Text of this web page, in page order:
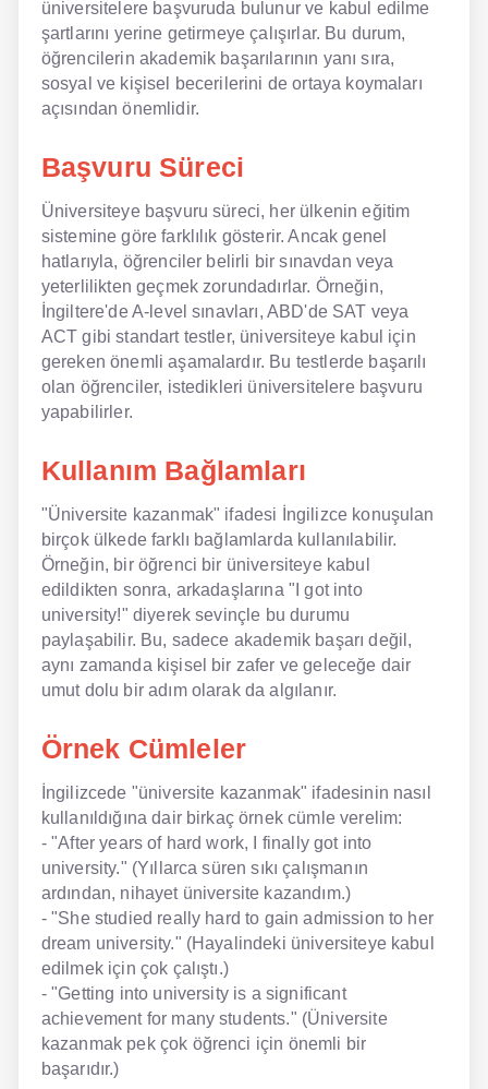
üniversitelere başvuruda bulunur ve kabul edilme
şartlarını yerine getirmeye çalışırlar. Bu durum,
öğrencilerin akademik başarılarının yanı sıra,
sosyal ve kişisel becerilerini de ortaya koymaları
açısından önemlidir.
Başvuru Süreci
Üniversiteye başvuru süreci, her ülkenin eğitim
sistemine göre farklılık gösterir. Ancak genel
hatlarıyla, öğrenciler belirli bir sınavdan veya
yeterlilikten geçmek zorundadırlar. Örneğin,
İngiltere'de A-level sınavları, ABD'de SAT veya
ACT gibi standart testler, üniversiteye kabul için
gereken önemli aşamalardır. Bu testlerde başarılı
olan öğrenciler, istedikleri üniversitelere başvuru
yapabilirler.
Kullanım Bağlamları
"Üniversite kazanmak" ifadesi İngilizce konuşulan
birçok ülkede farklı bağlamlarda kullanılabilir.
Örneğin, bir öğrenci bir üniversiteye kabul
edildikten sonra, arkadaşlarına "I got into
university!" diyerek sevinçle bu durumu
paylaşabilir. Bu, sadece akademik başarı değil,
aynı zamanda kişisel bir zafer ve geleceğe dair
umut dolu bir adım olarak da algılanır.
Örnek Cümleler
İngilizcede "üniversite kazanmak" ifadesinin nasıl
kullanıldığına dair birkaç örnek cümle verelim:
- "After years of hard work, I finally got into
university." (Yıllarca süren sıkı çalışmanın
ardından, nihayet üniversite kazandım.)
- "She studied really hard to gain admission to her
dream university." (Hayalindeki üniversiteye kabul
edilmek için çok çalıştı.)
- "Getting into university is a significant
achievement for many students." (Üniversite
kazanmak pek çok öğrenci için önemli bir
başarıdır.)